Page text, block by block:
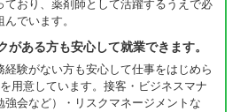
ており、薬剤師として活躍するうえで必
でいます。
がある方も安心して就業できます。
験がない方も安心して仕事をはじめら
用意しています。接客・ビジネスマナ
強会など）・リスクマネージメントな